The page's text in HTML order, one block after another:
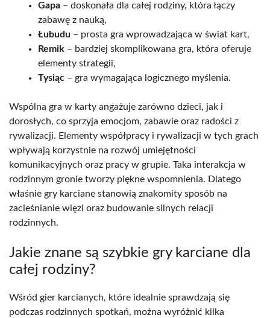
Gapa – doskonała dla całej rodziny, która łączy
zabawę z nauką,
Łubudu – prosta gra wprowadzająca w świat kart,
Remik – bardziej skomplikowana gra, która oferuje
elementy strategii,
Tysiąc – gra wymagająca logicznego myślenia.
Wspólna gra w karty angażuje zarówno dzieci, jak i
dorosłych, co sprzyja emocjom, zabawie oraz radości z
rywalizacji. Elementy współpracy i rywalizacji w tych grach
wpływają korzystnie na rozwój umiejętności
komunikacyjnych oraz pracy w grupie. Taka interakcja w
rodzinnym gronie tworzy piękne wspomnienia. Dlatego
właśnie gry karciane stanowią znakomity sposób na
zacieśnianie więzi oraz budowanie silnych relacji
rodzinnych.
Jakie znane są szybkie gry karciane dla
całej rodziny?
Wśród gier karcianych, które idealnie sprawdzają się
podczas rodzinnych spotkań, można wyróżnić kilka